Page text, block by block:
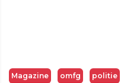
Magazine omfg politie